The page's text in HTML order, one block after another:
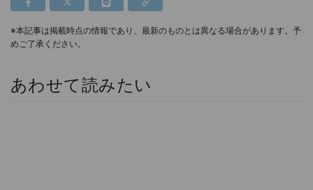
※本記事は掲載時点の情報であり、最新のものとは異なる場合があります。予
めご了承ください。
あわせて読みたい